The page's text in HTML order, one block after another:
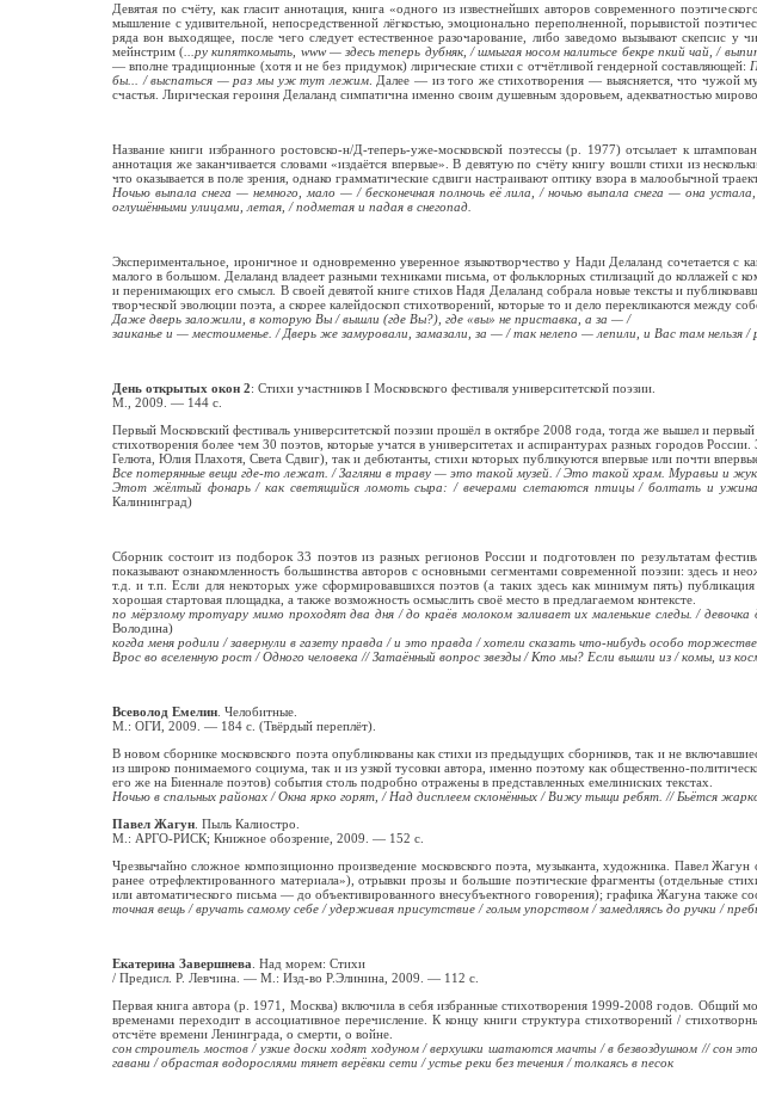
Девятая по счёту, как гласит аннотация, книга «одного из известнейших авторов современного
мышление с удивительной, непосредственной лёгкостью, эмоционально переполненной, порывистой
ряда вон выходящее, после чего следует естественное разочарование, либо заведомо вызывают
мейнстрим ( ...ру кипяткомыть, www — здесь теперь дубняк, / шмыгая носом налитьсе бекре пкий чай, /
— вполне традиционные (хотя и не без придумок) лирические стихи с отчётливой гендерной составляющей:
бы... / выспаться — раз мы уж тут лежим. Далее — из того же стихотворения — выясняется, что чужой
счастья. Лирическая героиня Делаланд симпатична именно своим душевным здоровьем, адекватностью
Название книги избранного ростовско-н/Д-теперь-уже-московской поэтессы (р. 1977) отсылает к
аннотация же заканчивается словами «издаётся впервые». В девятую по счёту книгу вошли стихи из
что оказывается в поле зрения, однако грамматические сдвиги настраивают оптику взора в малообычной
Ночью выпала снега — немного, мало — / бесконечная полночь её лила, / ночью выпала снега — она
оглушёнными улицами, летая, / подметая и падая в снегопад.
Экспериментальное, ироничное и одновременно уверенное языкотворчество у Нади Делаланд сочетается
малого в большом. Делаланд владеет разными техниками письма, от фольклорных стилизаций до коллажей
и перенимающих его смысл. В своей девятой книге стихов Надя Делаланд собрала новые тексты и
творческой эволюции поэта, а скорее калейдоскоп стихотворений, которые то и дело перекликаются между
Даже дверь заложили, в которую Вы / вышли (где Вы?), где «вы» не приставка, а за — /
заиканье и — местоименье. / Дверь же замуровали, замазали, за — / так нелепо — лепили, и Вас там нельзя /
День открытых окон 2: Стихи участников I Московского фестиваля университетской поэзии.
М., 2009. — 144 с.
Первый Московский фестиваль университетской поэзии прошёл в октябре 2008 года, тогда же вышел и
стихотворения более чем 30 поэтов, которые учатся в университетах и аспирантурах разных городов
Гелюта, Юлия Плахотя, Света Сдвиг), так и дебютанты, стихи которых публикуются впервые или почти
Все потерянные вещи где-то лежат. / Загляни в траву — это такой музей. / Это такой храм. Муравьи и
Этот жёлтый фонарь / как светящийся ломоть сыра: / вечерами слетаются птицы / болтать и
Калининград)
Сборник состоит из подборок 33 поэтов из разных регионов России и подготовлен по результатам
показывают ознакомленность большинства авторов с основными сегментами современной поэзии: здесь и
т.д. и т.п. Если для некоторых уже сформировавшихся поэтов (а таких здесь как минимум пять)
хорошая стартовая площадка, а также возможность осмыслить своё место в предлагаемом контексте.
по мёрзлому тротуару мимо проходят два дня / до краёв молоком заливает их маленькие следы. /
Володина)
когда меня родили / завернули в газету правда / и это правда / хотели сказать что-нибудь особо
Врос во вселенную рост / Одного человека // Затаённый вопрос звезды / Кто мы? Если вышли из / комы, из
Всеволод Емелин . Челобитные.
М.: ОГИ, 2009. — 184 с. (Твёрдый переплёт).
В новом сборнике московского поэта опубликованы как стихи из предыдущих сборников, так и не
из широко понимаемого социума, так и из узкой тусовки автора, именно поэтому как общественно-
его же на Биеннале поэтов) события столь подробно отражены в представленных емелиниских текстах.
Ночью в спальных районах / Окна ярко горят, / Над дисплеем склонённых / Вижу тыщи ребят. // Бьётся
Павел Жагун . Пыль Калиостро.
М.: АРГО-РИСК; Книжное обозрение, 2009. — 152 с.
Чрезвычайно сложное композиционно произведение московского поэта, музыканта, художника. Павел
ранее отрефлектированного материала»), отрывки прозы и большие поэтические фрагменты (отдельные
или автоматического письма — до объективированного внесубъектного говорения); графика Жагуна также
точная вещь / вручать самому себе / удерживая присутствие / голым упорством / замедляясь до ручки /
Екатерина Завершнева . Над морем: Стихи
/ Предисл. Р. Левчина. — М.: Изд-во Р.Элинина, 2009. — 112 с.
Первая книга автора (р. 1971, Москва) включила в себя избранные стихотворения 1999-2008 годов. Общий
временами переходит в ассоциативное перечисление. К концу книги структура стихотворений /
отсчёте времени Ленинграда, о смерти, о войне.
сон строитель мостов / узкие доски ходят ходуном / верхушки шатаются мачты / в безвоздушном // сон
гавани / обрастая водорослями тянет верёвки сети / устье реки без течения / толкаясь в песок